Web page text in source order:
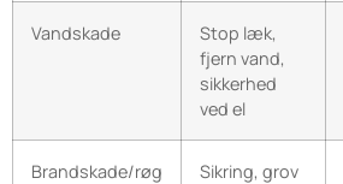
Vandskade
Stop læk,
fjern vand,
sikkerhed
ved el
Brandskade/røg
Sikring, grov